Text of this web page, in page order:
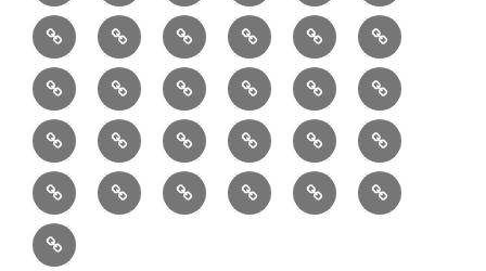
メ
イ
ド
バ
ッ
グ
ー
ジ
ャ
ー
バ
ー
シ
ョ
ル
ダ
ー
（定
番
品
バ
ッ
グ
ク
ス
型
ト
ン
メ
ッ
ト
バ
ッ
グ
タ
ッ
ク
バ
ッ
グ
ネ
ス
バ
ッ
グ
テ
ィ
ー
ハ
ン
ド
バ
ッ
グ
取
引
の
流
れ
問
合
せ
及
び
ご
相
談
ジ
タ
ル
コ
ン
テ
ン
ツ
ジ
タ
ル
コ
ン
テ
ン
ツ
ロ
グ
プ
ラ
イ
バ
シ
ー
ポ
リ
シ
ラ
ン
デ
ィ
ン
グ
ペ
ル
ー
ル
レ
ン
タ
ル
ジ
ュ
エ
レ
ン
タ
ル
ジ
ュ
エ
㉑
イ
ン
テ
リ
ア
収
㉒
エ
コ
バ
ッ
グ
（定
㉓
楽
器
入
れ
㉔
ナ
ッ
プ
サ
ッ
㉕
ド
ー
ム
型
㉖
ド
イ
リ
ー
㉗
オ
ー
ル
イ
ン
㉘
カ
ー
テ
ン
㉙
ク
ッ
シ
㉚
ク
ラ
ッ
㉛
ト
ー
ト
㉜
洋
服
ラ
事
業
者
か
事
業
者
伝
言
共
有
最
近
本
物
製
作
Ｓ
Ｎ